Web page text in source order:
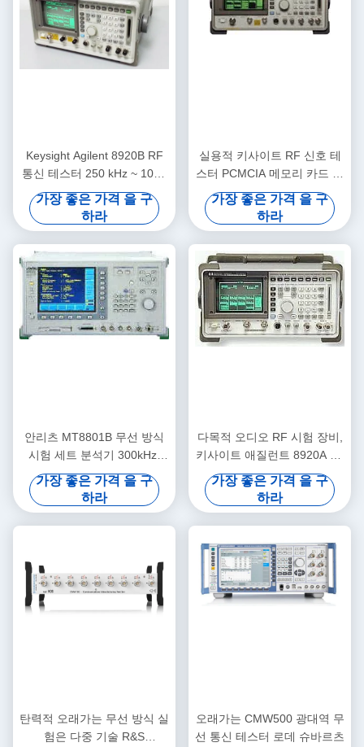
Keysight Agilent 8920B RF
통신 테스터 250 kHz ~ 1000
MHz (PCMCIA 메모리 카드
및 내장 IBASIC 컴퓨터 포함)
가장 좋은 가격 을 구
하라
실용적 키사이트 RF 신호 테
스터 PCMCIA 메모리 카드 애
질런트 8920B
가장 좋은 가격 을 구
하라
안리츠 MT8801B 무선 방식
시험 세트 분석기 300kHz-
3GHz
가장 좋은 가격 을 구
하라
다목적 오디오 RF 시험 장비,
키사이트 애질런트 8920A AF
분석기
가장 좋은 가격 을 구
하라
탄력적 오래가는 무선 방식 실
험은 다중 기술 R&S
오래가는 CMW500 광대역 무
선 통신 테스터 로데 슈바르츠